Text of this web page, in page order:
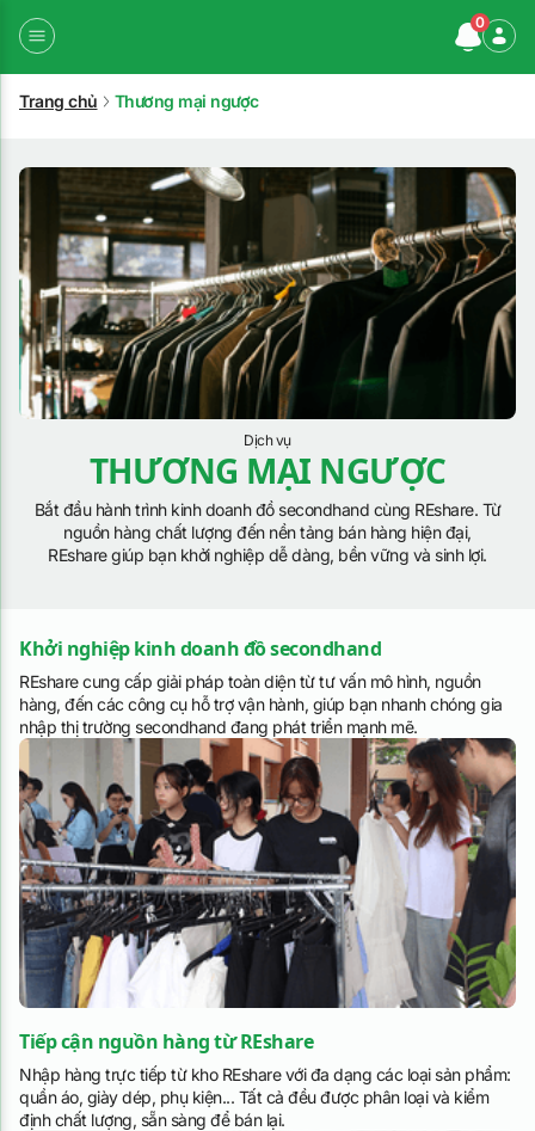
0
Trang chủ Thương mại ngược
Dịch vụ
THƯƠNG MẠI NGƯỢC
Bắt đầu hành trình kinh doanh đồ secondhand cùng REshare. Từ
nguồn hàng chất lượng đến nền tảng bán hàng hiện đại,
REshare giúp bạn khởi nghiệp dễ dàng, bền vững và sinh lợi.
Khởi nghiệp kinh doanh đồ secondhand
REshare cung cấp giải pháp toàn diện từ tư vấn mô hình, nguồn
hàng, đến các công cụ hỗ trợ vận hành, giúp bạn nhanh chóng gia
nhập thị trường secondhand đang phát triển mạnh mẽ.
Tiếp cận nguồn hàng từ REshare
Nhập hàng trực tiếp từ kho REshare với đa dạng các loại sản phẩm:
quần áo, giày dép, phụ kiện... Tất cả đều được phân loại và kiểm
định chất lượng, sẵn sàng để bán lại.